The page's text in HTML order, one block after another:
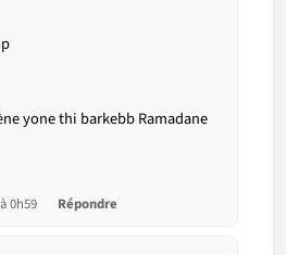
yone thi barkebb Ramadane
0h59 Répondre